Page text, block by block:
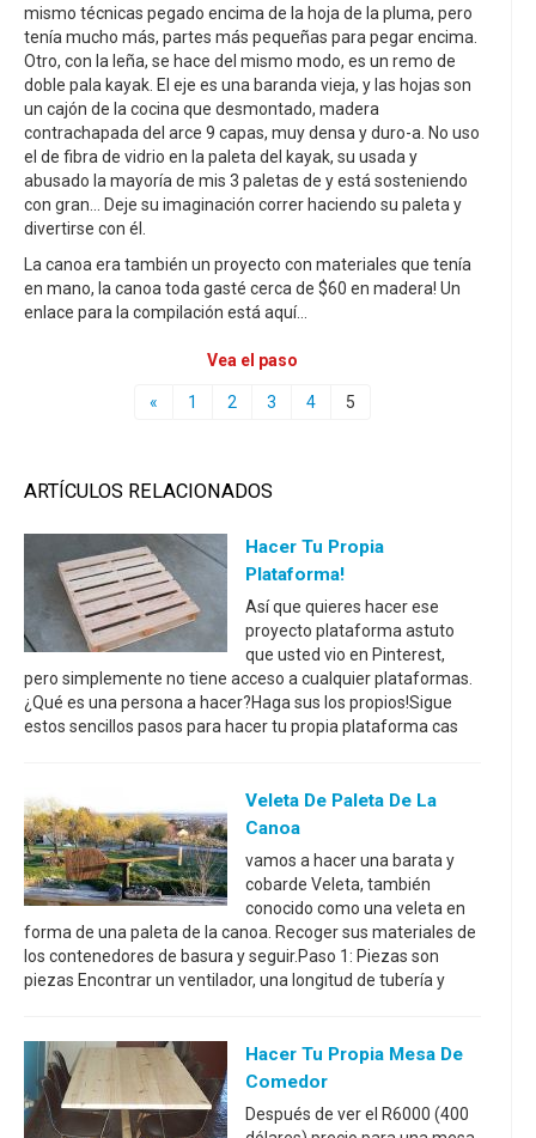
mismo técnicas pegado encima de la hoja de la pluma, pero
tenía mucho más, partes más pequeñas para pegar encima.
Otro, con la leña, se hace del mismo modo, es un remo de
doble pala kayak. El eje es una baranda vieja, y las hojas son
un cajón de la cocina que desmontado, madera
contrachapada del arce 9 capas, muy densa y duro-a. No uso
el de fibra de vidrio en la paleta del kayak, su usada y
abusado la mayoría de mis 3 paletas de y está sosteniendo
con gran... Deje su imaginación correr haciendo su paleta y
divertirse con él.
La canoa era también un proyecto con materiales que tenía
en mano, la canoa toda gasté cerca de $60 en madera! Un
enlace para la compilación está aquí...
Vea el paso
« 1 2 3 4 5
ARTÍCULOS RELACIONADOS
Hacer Tu Propia
Plataforma!
Así que quieres hacer ese
proyecto plataforma astuto
que usted vio en Pinterest,
pero simplemente no tiene acceso a cualquier plataformas.
¿Qué es una persona a hacer?Haga sus los propios!Sigue
estos sencillos pasos para hacer tu propia plataforma cas
Veleta De Paleta De La
Canoa
vamos a hacer una barata y
cobarde Veleta, también
conocido como una veleta en
forma de una paleta de la canoa. Recoger sus materiales de
los contenedores de basura y seguir.Paso 1: Piezas son
piezas Encontrar un ventilador, una longitud de tubería y
Hacer Tu Propia Mesa De
Comedor
Después de ver el R6000 (400